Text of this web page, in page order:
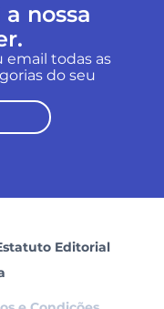
nossa
email todas as
do seu
Editorial